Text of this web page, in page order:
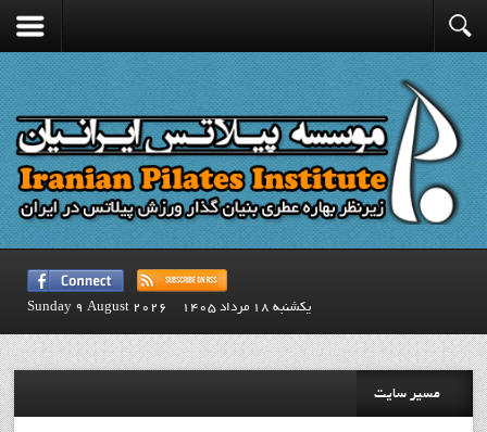
يكشنبه 18 مرداد 1405 Sunday 9 August 2026
مسیر سایت